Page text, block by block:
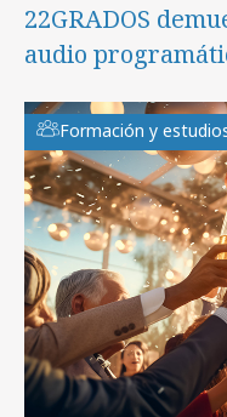
22GRADOS
audio
Formación y